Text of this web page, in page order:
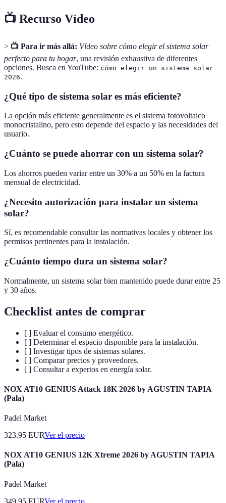
📺 Recurso Vídeo
> 📺 Para ir más allá: Vídeo sobre cómo elegir el sistema solar
perfecto para tu hogar, una revisión exhaustiva de diferentes
opciones. Busca en YouTube: cómo elegir un sistema solar
2026.
¿Qué tipo de sistema solar es más eficiente?
La opción más eficiente generalmente es el sistema fotovoltaico
monocristalino, pero esto depende del espacio y las necesidades del
usuario.
¿Cuánto se puede ahorrar con un sistema solar?
Los ahorros pueden variar entre un 30% a un 50% en la factura
mensual de electricidad.
¿Necesito autorización para instalar un sistema
solar?
Sí, es recomendable consultar las normativas locales y obtener los
permisos pertinentes para la instalación.
¿Cuánto tiempo dura un sistema solar?
Normalmente, un sistema solar bien mantenido puede durar entre 25
y 30 años.
Checklist antes de comprar
[ ] Evaluar el consumo energético.
[ ] Determinar el espacio disponible para la instalación.
[ ] Investigar tipos de sistemas solares.
[ ] Comparar precios y proveedores.
[ ] Consultar a expertos en energía solar.
NOX AT10 GENIUS Attack 18K 2026 by AGUSTIN TAPIA
(Pala)
Padel Market
323.95 EURVer el precio
NOX AT10 GENIUS 12K Xtreme 2026 by AGUSTIN TAPIA
(Pala)
Padel Market
349.95 EURVer el precio